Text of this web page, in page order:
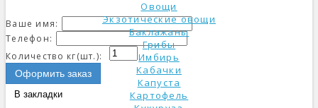
Овощи
Экзотические овощи
Баклажаны
Грибы
Имбирь
Кабачки
Капуста
Картофель
Ваше имя:
Телефон:
Количество кг(шт.):
Оформить заказ
В закладки